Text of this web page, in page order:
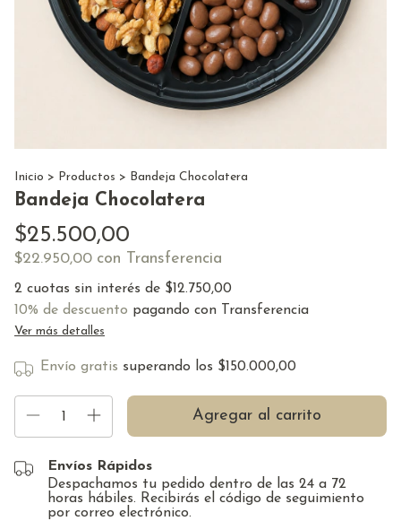
Inicio > Productos > Bandeja Chocolatera
Bandeja Chocolatera
$25.500,00
$22.950,00 con Transferencia
2 cuotas sin interés de $12.750,00
10% de descuento pagando con Transferencia
Ver más detalles
Envío gratis superando los $150.000,00
Envíos Rápidos
Despachamos tu pedido dentro de las 24 a 72
horas hábiles. Recibirás el código de seguimiento
por correo electrónico.